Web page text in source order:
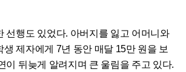
선행도 있었다. 아버지를 잃고 어머니와
생 제자에게 7년 동안 매달 15만 원을 보
이 뒤늦게 알려지며 큰 울림을 주고 있다.